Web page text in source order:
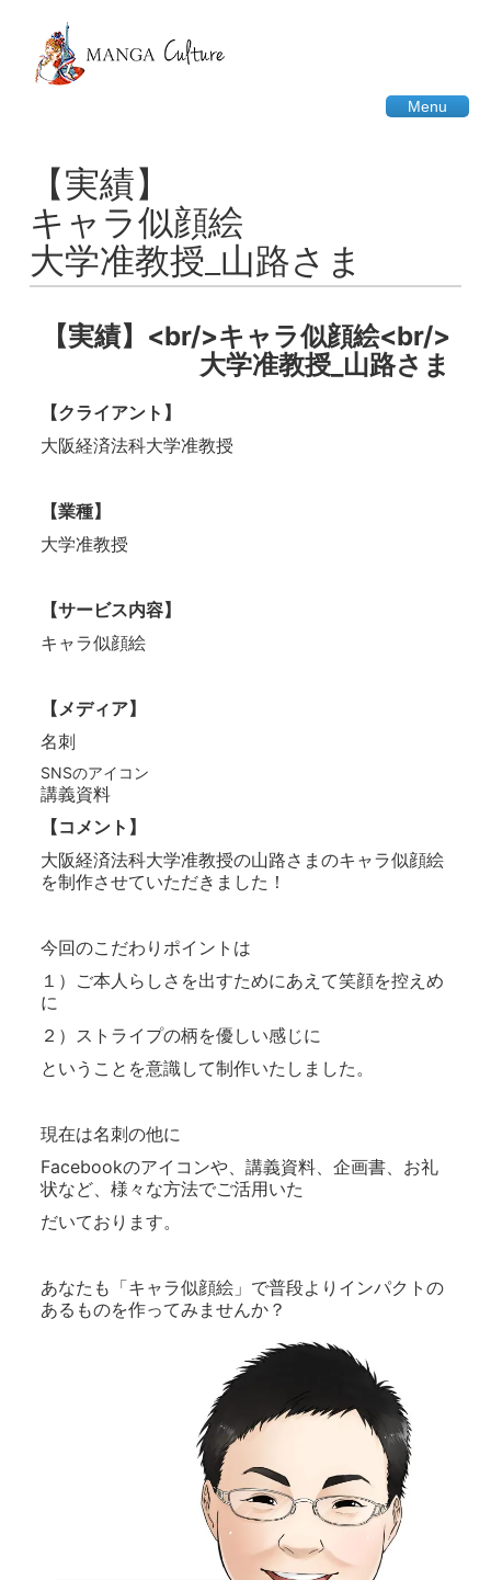
Menu
【実績】
キャラ似顔絵
大学准教授_山路さま
【実績】<br/>キャラ似顔絵<br/>
大学准教授_山路さま
【クライアント】
大阪経済法科大学准教授
【業種】
大学准教授
【サービス内容】
キャラ似顔絵
【メディア】
名刺
SNSのアイコン
講義資料
【コメント】
大阪経済法科大学准教授の山路さまのキャラ似顔絵
を制作させていただきました！
今回のこだわりポイントは
１）ご本人らしさを出すためにあえて笑顔を控えめ
に
２）ストライプの柄を優しい感じに
ということを意識して制作いたしました。
現在は名刺の他に
Facebookのアイコンや、講義資料、企画書、お礼
状など、様々な方法でご活用いた
だいております。
あなたも「キャラ似顔絵」で普段よりインパクトの
あるものを作ってみませんか？